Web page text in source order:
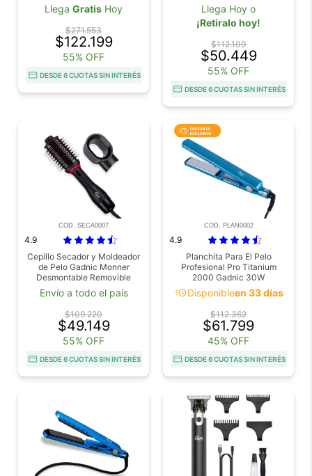
Llega Gratis Hoy
$271.553
$122.199
55% OFF
DESDE 6 CUOTAS SIN INTERÉS
Llega Hoy o
¡Retiralo hoy!
$112.109
$50.449
55% OFF
DESDE 6 CUOTAS SIN INTERÉS
COD. SECA0007
4.9
Cepillo Secador y Moldeador
de Pelo Gadnic Monner
Desmontable Removible
Envío a todo el país
$109.220
$49.149
55% OFF
DESDE 6 CUOTAS SIN INTERÉS
COD. PLAN0002
4.9
Planchita Para El Pelo
Profesional Pro Titanium
2000 Gadnic 30W
acuteDisponibleen 33 días
$112.362
$61.799
45% OFF
DESDE 6 CUOTAS SIN INTERÉS